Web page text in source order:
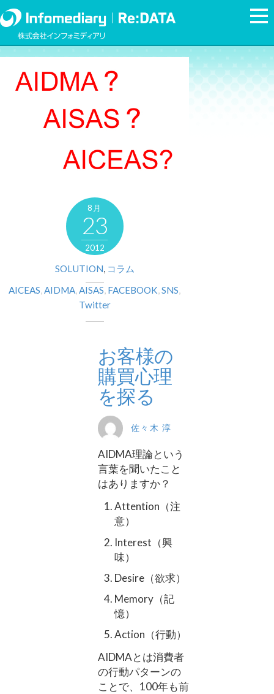
8月
23
2012
SOLUTION, コラム
AICEAS,AIDMA,AISAS, FACEBOOK,SNS,
Twitter
お客様の
購買心理
を探る
佐々木 淳
AIDMA理論という
言葉を聞いたこと
はありますか？
Attention（注
意）
Interest（興
味）
Desire（欲求）
Memory（記
憶）
Action（行動）
AIDMAとは消費者
の行動パターンの
ことで、100年も前